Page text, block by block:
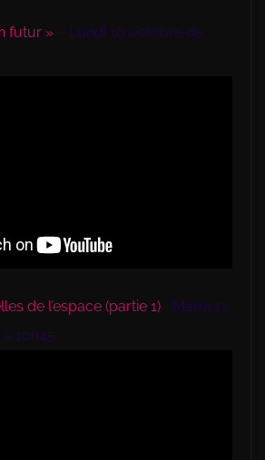
futur » – Lundi 16 octobre de
de l’espace (partie 1)– Mardi 17
10h45